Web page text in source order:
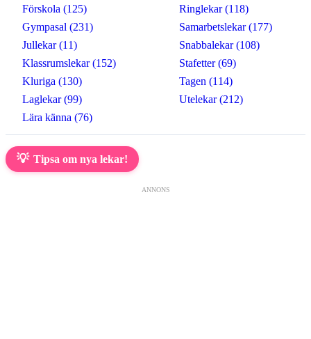
Förskola (125)
Gympasal (231)
Jullekar (11)
Klassrumslekar (152)
Kluriga (130)
Laglekar (99)
Lära känna (76)
Ringlekar (118)
Samarbetslekar (177)
Snabbalekar (108)
Stafetter (69)
Tagen (114)
Utelekar (212)
💡 Tipsa om nya lekar!
ANNONS